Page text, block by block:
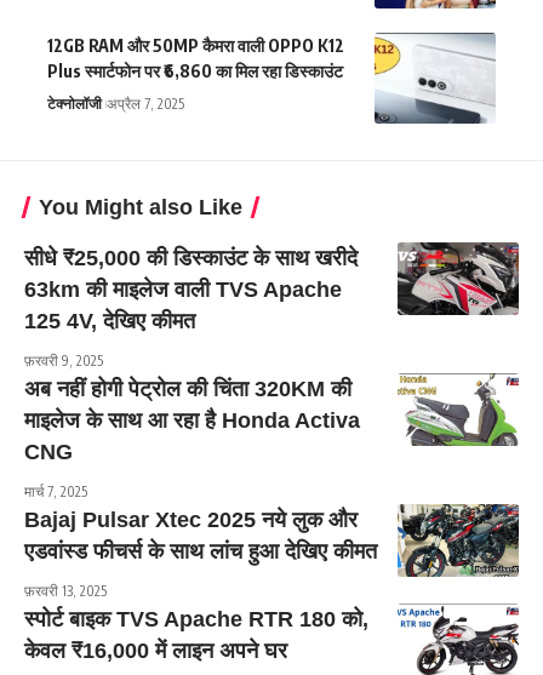
12GB RAM और 50MP कैमरा वाली OPPO K12
Plus स्मार्टफोन पर ₹6,860 का मिल रहा डिस्काउंट
टेक्नोलॉजी अप्रैल 7, 2025
You Might also Like
सीधे ₹25,000 की डिस्काउंट के साथ खरीदे
63km की माइलेज वाली TVS Apache
125 4V, देखिए कीमत
फ़रवरी 9, 2025
अब नहीं होगी पेट्रोल की चिंता 320KM की
माइलेज के साथ आ रहा है Honda Activa
CNG
मार्च 7, 2025
Bajaj Pulsar Xtec 2025 नये लुक और
एडवांस्ड फीचर्स के साथ लांच हुआ देखिए कीमत
फ़रवरी 13, 2025
स्पोर्ट बाइक TVS Apache RTR 180 को,
केवल ₹16,000 में लाइन अपने घर